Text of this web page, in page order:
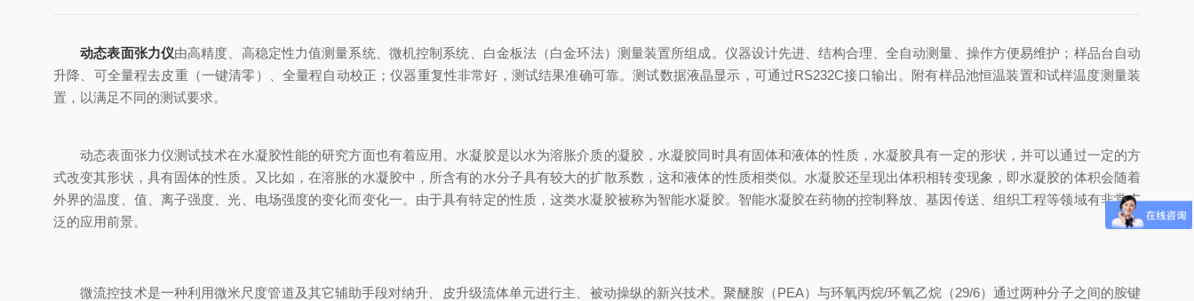
动态表面张力仪由高精度、高稳定性力值测量系统、微机控制系统、白金板法（白金环法）测量装置所组成。仪器设计先进、结构合理、全自动测量、操作方便易维护；样品台自动
升降、可全量程去皮重（一键清零）、全量程自动校正；仪器重复性非常好，测试结果准确可靠。测试数据液晶显示，可通过RS232C接口输出。附有样品池恒温装置和试样温度测量装
置，以满足不同的测试要求。
动态表面张力仪测试技术在水凝胶性能的研究方面也有着应用。水凝胶是以水为溶胀介质的凝胶，水凝胶同时具有固体和液体的性质，水凝胶具有一定的形状，并可以通过一定的方
式改变其形状，具有固体的性质。又比如，在溶胀的水凝胶中，所含有的水分子具有较大的扩散系数，这和液体的性质相类似。水凝胶还呈现出体积相转变现象，即水凝胶的体积会随着
外界的温度、值、离子强度、光、电场强度的变化而变化一。由于具有特定的性质，这类水凝胶被称为智能水凝胶。智能水凝胶在药物的控制释放、基因传送、组织工程等领域有非常广
泛的应用前景。
微流控技术是一种利用微米尺度管道及其它辅助手段对纳升、皮升级流体单元进行主、被动操纵的新兴技术。聚醚胺（PEA）与环氧丙烷/环氧乙烷（29/6）通过两种分子之间的胺键